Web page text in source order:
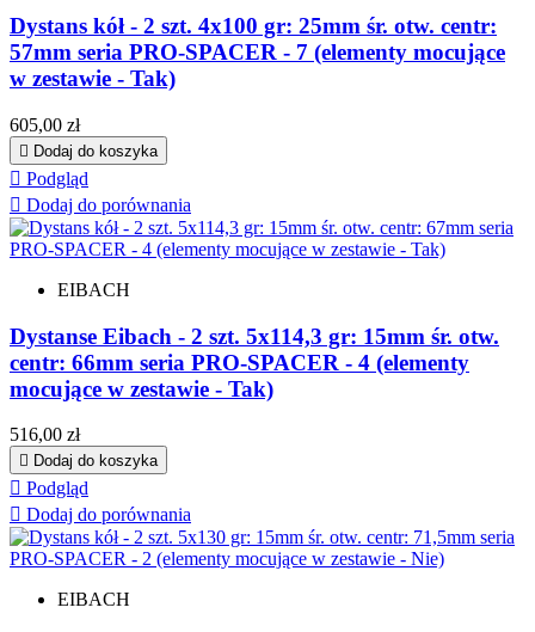
Dystans kół - 2 szt. 4x100 gr: 25mm śr. otw. centr:
57mm seria PRO-SPACER - 7 (elementy mocujące
w zestawie - Tak)
Cena
605,00 zł
 Dodaj do koszyka
 Podgląd
 Dodaj do porównania
EIBACH
Dystanse Eibach - 2 szt. 5x114,3 gr: 15mm śr. otw.
centr: 66mm seria PRO-SPACER - 4 (elementy
mocujące w zestawie - Tak)
Cena
516,00 zł
 Dodaj do koszyka
 Podgląd
 Dodaj do porównania
EIBACH